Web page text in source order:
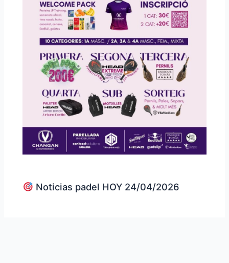
Noticias padel HOY 24/04/2026